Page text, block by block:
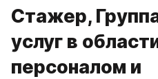
Стажер,
услуг в
персоналом и